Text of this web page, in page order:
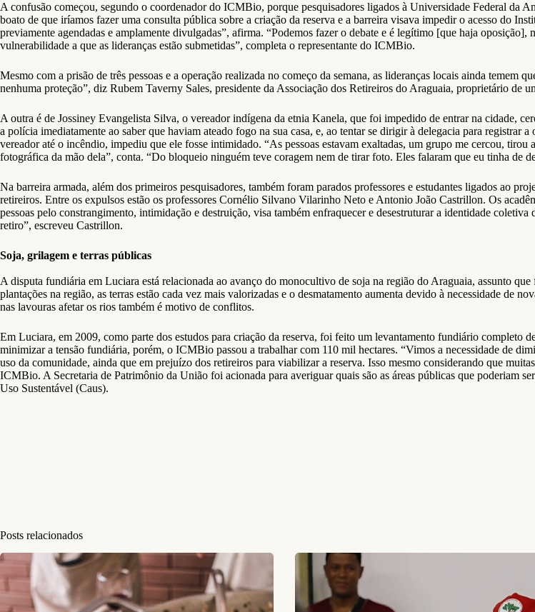
A confusão começou, segundo o coordenador do ICMBio, porque pesquisadores ligados à Universidade Federal
boato de que iríamos fazer uma consulta pública sobre a criação da reserva e a barreira visava impedir o acesso do
previamente agendadas e amplamente divulgadas”, afirma. “Podemos fazer o debate e é legítimo [que haja
vulnerabilidade a que as lideranças estão submetidas”, completa o representante do ICMBio.
Mesmo com a prisão de três pessoas e a operação realizada no começo da semana, as lideranças locais ainda temem
nenhuma proteção”, diz Rubem Taverny Sales, presidente da Associação dos Retireiros do Araguaia, proprietário de
A outra é de Jossiney Evangelista Silva, o vereador indígena da etnia Kanela, que foi impedido de entrar na cidade,
a polícia imediatamente ao saber que haviam ateado fogo na sua casa, e, ao tentar se dirigir à delegacia para
vereador até o incêndio, impediu que ele fosse intimidado. “As pessoas estavam exaltadas, um grupo me cercou,
fotográfica da mão dela”, conta. “Do bloqueio ninguém teve coragem nem de tirar foto. Eles falaram que eu tinha de
Na barreira armada, além dos primeiros pesquisadores, também foram parados professores e estudantes ligados ao
retireiros. Entre os expulsos estão os professores Cornélio Silvano Vilarinho Neto e Antonio João Castrillon. Os
pessoas pelo constrangimento, intimidação e destruição, visa também enfraquecer e desestruturar a identidade
retiro”, escreveu Castrillon.
Soja, grilagem e terras públicas
A disputa fundiária em Luciara está relacionada ao avanço do monocultivo de soja na região do Araguaia, assunto
plantações na região, as terras estão cada vez mais valorizadas e o desmatamento aumenta devido à necessidade de
nas lavouras afetar os rios também é motivo de conflitos.
Em Luciara, em 2009, como parte dos estudos para criação da reserva, foi feito um levantamento fundiário completo
minimizar a tensão fundiária, porém, o ICMBio passou a trabalhar com 110 mil hectares. “Vimos a necessidade de
uso da comunidade, ainda que em prejuízo dos retireiros para viabilizar a reserva. Isso mesmo considerando que
ICMBio. A Secretaria de Patrimônio da União foi acionada para averiguar quais são as áreas públicas que poderiam
Uso Sustentável (Caus).
Posts relacionados